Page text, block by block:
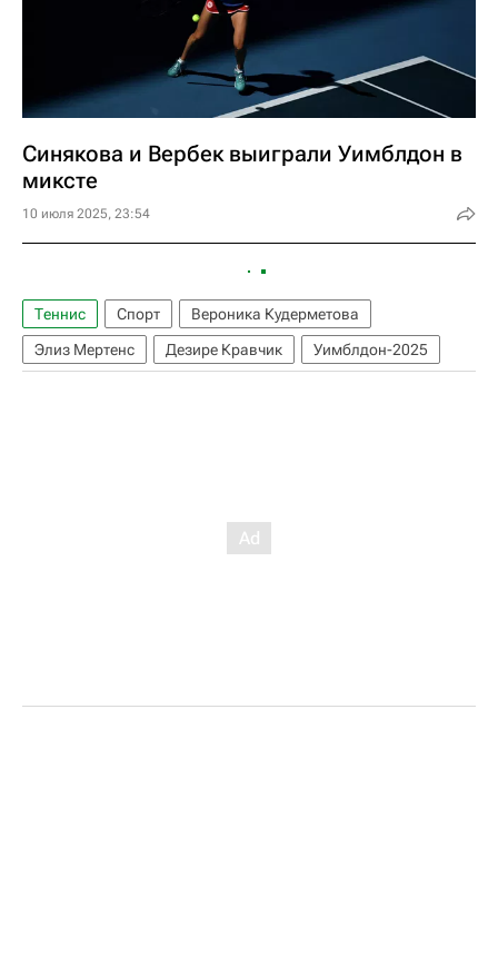
Синякова и Вербек выиграли Уимблдон в
миксте
10 июля 2025, 23:54
Теннис Спорт
Вероника Кудерметова
Элиз Мертенс
Дезире Кравчик Уимблдон-2025